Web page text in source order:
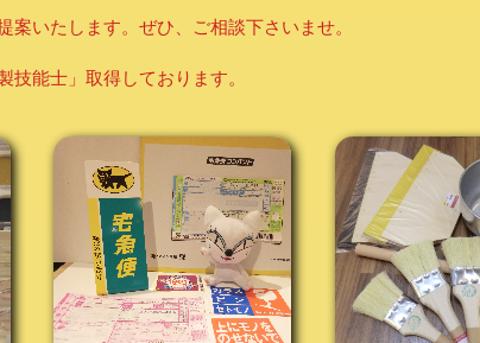
案いたします。ぜひ、ご相談下さいませ。
技能士」取得しております。